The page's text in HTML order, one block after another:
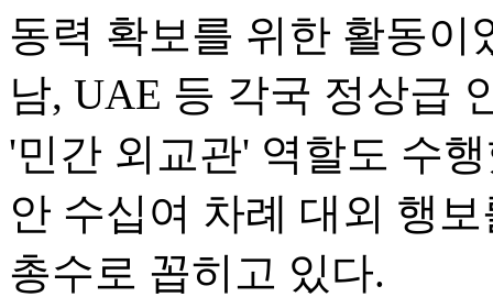
동력 확보를 위한 활동이
남, UAE 등 각국 정상급
'민간 외교관' 역할도 수
안 수십여 차례 대외 행
총수로 꼽히고 있다.